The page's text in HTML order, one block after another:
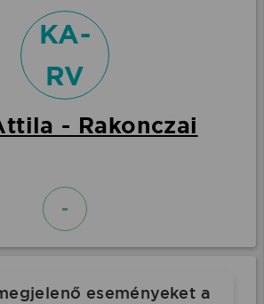
KA-
RV
- Rakonczai
-
eseményeket a